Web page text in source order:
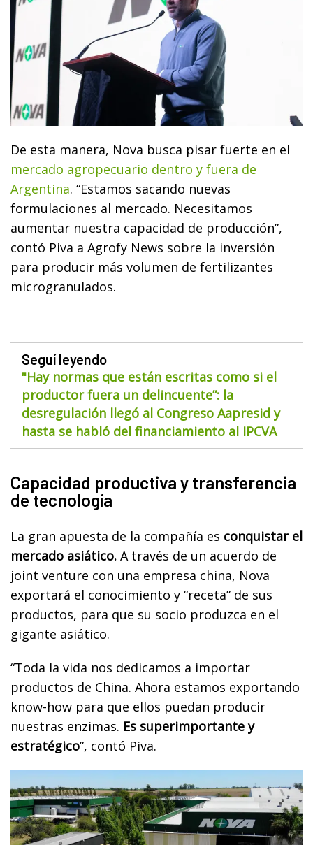
De esta manera, Nova busca pisar fuerte en el
mercado agropecuario dentro y fuera de
Argentina. “Estamos sacando nuevas
formulaciones al mercado. Necesitamos
aumentar nuestra capacidad de producción”,
contó Piva a Agrofy News sobre la inversión
para producir más volumen de fertilizantes
microgranulados.
Seguí leyendo
"Hay normas que están escritas como si el
productor fuera un delincuente”: la
desregulación llegó al Congreso Aapresid y
hasta se habló del financiamiento al IPCVA
Capacidad productiva y transferencia
de tecnología
La gran apuesta de la compañía es conquistar el
mercado asiático. A través de un acuerdo de
joint venture con una empresa china, Nova
exportará el conocimiento y “receta” de sus
productos, para que su socio produzca en el
gigante asiático.
“Toda la vida nos dedicamos a importar
productos de China. Ahora estamos exportando
know-how para que ellos puedan producir
nuestras enzimas. Es superimportante y
estratégico”, contó Piva.